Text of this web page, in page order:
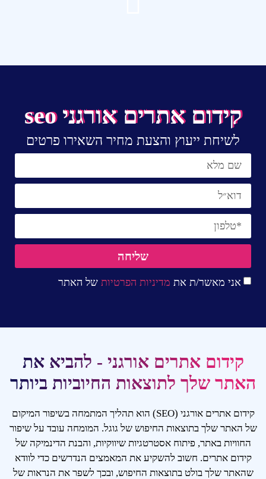
קידום אתרים אורגני seo
לשיחת ייעוץ והצעת מחיר השאירו פרטים
אני מאשר/ת את מדיניות הפרטיות של האתר
שליחה
קידום אתרים אורגני - להביא את
האתר שלך לתוצאות החיוביות ביותר
קידום אתרים אורגני (SEO) הוא תהליך המתמחה בשיפור המיקום
של האתר שלך בתוצאות החיפוש של גוגל. המומחה עובד על שיפור
החוויות באתר, פיתוח אסטרטגיות שיווקיות, והבנת הדינמיקה של
קידום אתרים. חשוב להשקיע את המאמצים הנדרשים כדי לוודא
שהאתר שלך בולט בתוצאות החיפוש, ובכך לשפר את הנראות של